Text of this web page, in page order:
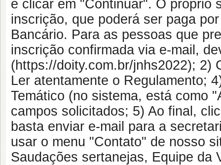
e clicar em "Continuar". O próprio
inscrição, que poderá ser paga
Bancário. Para as pessoas que
inscrição confirmada via e-mail,
(https://doity.com.br/jnhs2022); 2)
Ler atentamente o Regulamento;
Temático (no sistema, está como
campos solicitados; 5) Ao final,
basta enviar e-mail para a
usar o menu "Contato" de nosso
Saudações sertanejas, Equipe da